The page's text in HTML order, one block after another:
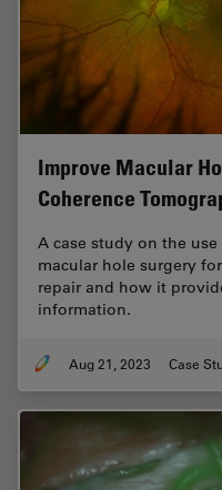
Improve Macular
Coherence
A case study on the
macular hole surgery
repair and how it
information.
Aug 21, 2023 Case